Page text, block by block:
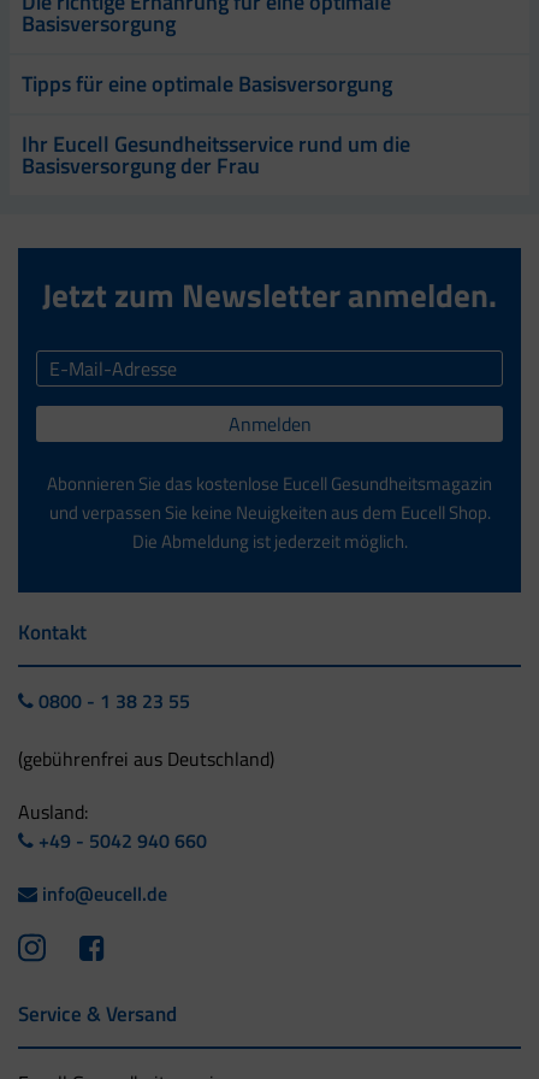
Basisversorgung
Tipps für eine optimale Basisversorgung
Ihr Eucell Gesundheitsservice rund um die
Basisversorgung der Frau
Jetzt zum Newsletter anmelden.
Anmelden
Abonnieren Sie das kostenlose Eucell Gesundheitsmagazin
und verpassen Sie keine Neuigkeiten aus dem Eucell Shop.
Die Abmeldung ist jederzeit möglich.
Kontakt
0800 - 1 38 23 55
(gebührenfrei aus Deutschland)
Ausland:
+49 - 5042 940 660
info@eucell.de
Service & Versand